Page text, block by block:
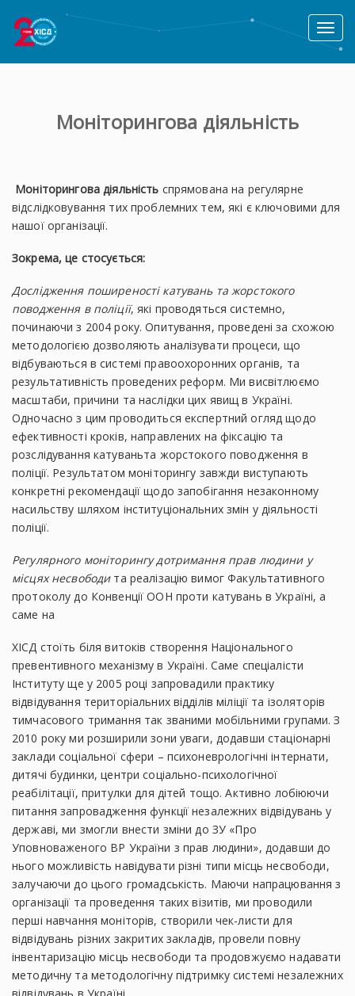
Toggle
Моніторингова діяльність
Моніторингова діяльність спрямована на регулярне
відслідковування тих проблемних тем, які є ключовими для
нашої організації.
Зокрема, це стосується:
Дослідження поширеності катувань та жорстокого
поводження в поліції, які проводяться системно,
починаючи з 2004 року. Опитування, проведені за схожою
методологією дозволяють аналізувати процеси, що
відбуваються в системі правоохоронних органів, та
результативність проведених реформ. Ми висвітлюємо
масштаби, причини та наслідки цих явищ в Україні.
Одночасно з цим проводиться експертний огляд щодо
ефективності кроків, направлених на фіксацію та
розслідування катуваньта жорстокого поводження в
поліції. Результатом моніторингу завжди виступають
конкретні рекомендації щодо запобігання незаконному
насильству шляхом інституціональних змін у діяльності
поліції.
Регулярного моніторингу дотримання прав людини у
місцях несвободита реалізацію вимог Факультативного
протоколу до Конвенції ООН проти катувань в Україні, а
саме на
ХІСД стоїть біля витоків створення Національного
превентивного механізму в Україні. Саме спеціалісти
Інституту ще у 2005 році запровадили практику
відвідування територіальних відділів міліції та ізоляторів
тимчасового тримання так званими мобільними групами. З
2010 року ми розширили зони уваги, додавши стаціонарні
заклади соціальної сфери – психоневрологічні інтернати,
дитячі будинки, центри соціально-психологічної
реабілітації, притулки для дітей тощо. Активно лобіюючи
питання запровадження функції незалежних відвідувань у
державі, ми змогли внести зміни до ЗУ «Про
Уповноваженого ВР України з прав людини», додавши до
нього можливість навідувати різні типи місць несвободи,
залучаючи до цього громадськість. Маючи напрацювання з
організації та проведення таких візитів, ми проводили
перші навчання моніторів, створили чек-листи для
відвідувань різних закритих закладів, провели повну
інвентаризацію місць несвободи та продовжуємо надавати
методичну та методологічну підтримку системі незалежних